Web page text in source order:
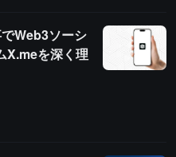
Web3ソーシ
X.meを深く理
シャルメディア